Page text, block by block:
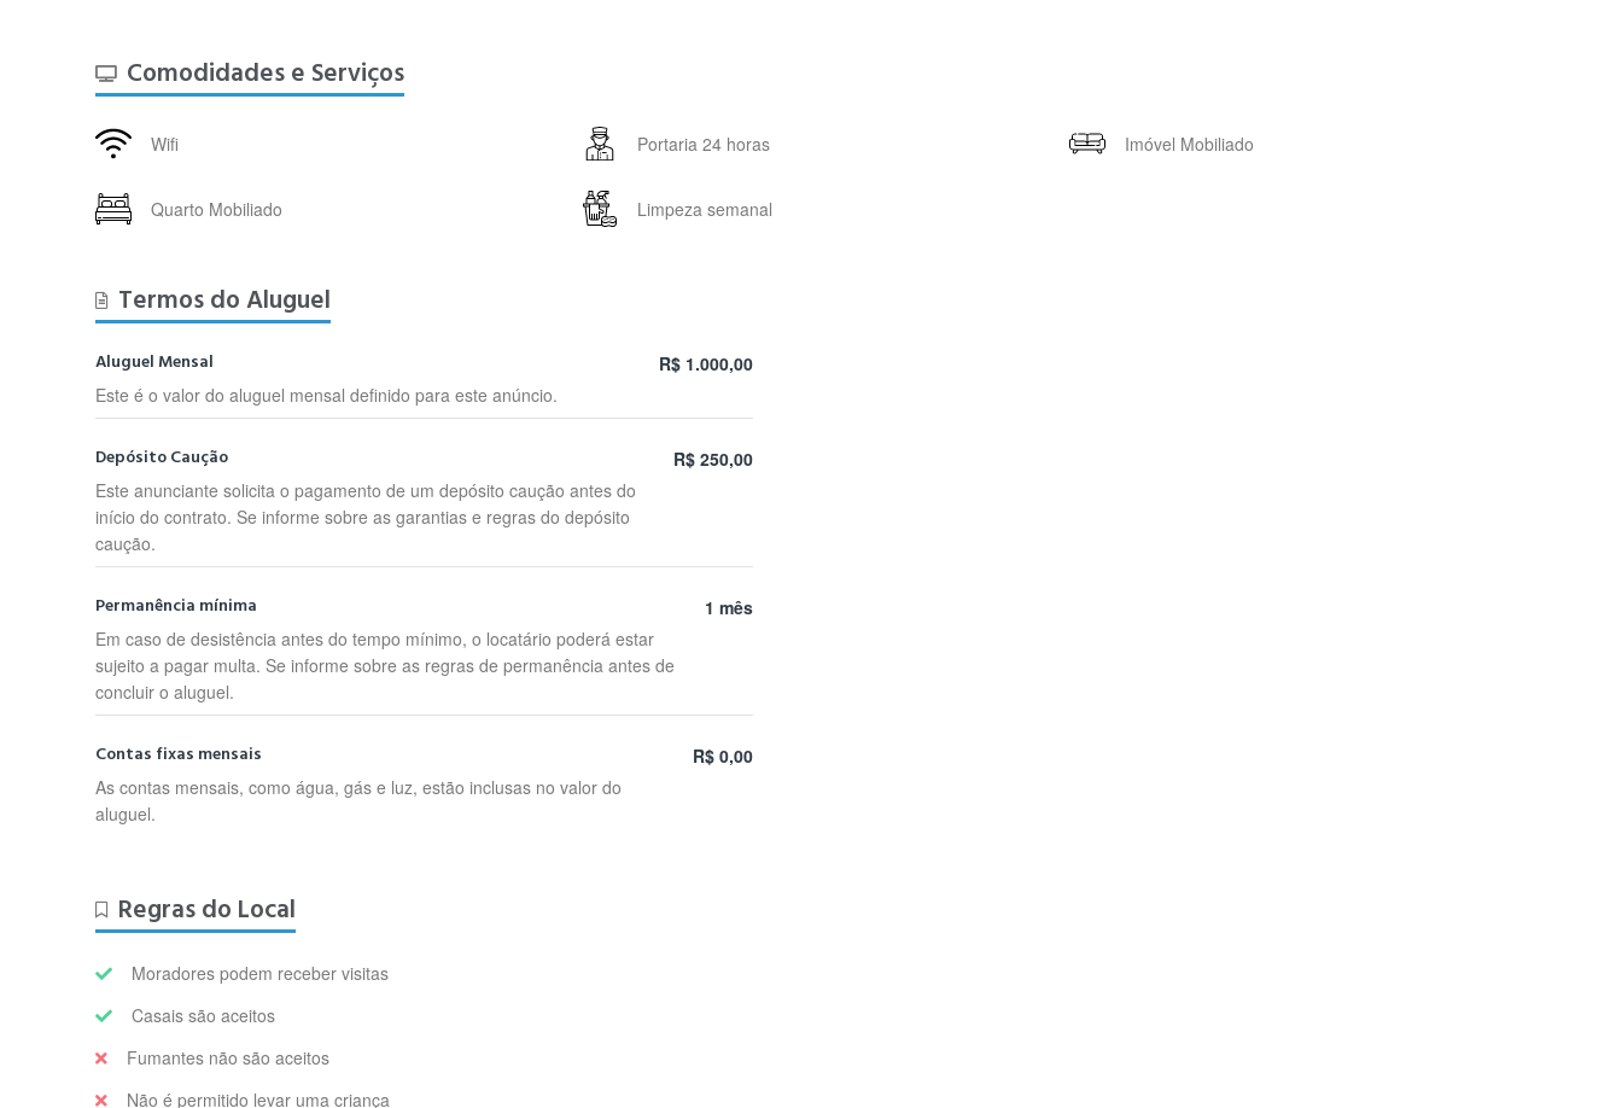
Comodidades e Serviços
Wifi Portaria 24 horas Imóvel Mobiliado
Quarto Mobiliado Limpeza semanal
Termos do Aluguel
Aluguel Mensal
Este é o valor do aluguel mensal definido para este anúncio.
R$ 1.000,00
Depósito Caução
Este anunciante solicita o pagamento de um depósito caução antes do
início do contrato. Se informe sobre as garantias e regras do depósito
caução.
R$ 250,00
Permanência mínima
Em caso de desistência antes do tempo mínimo, o locatário poderá estar
sujeito a pagar multa. Se informe sobre as regras de permanência antes de
concluir o aluguel.
1 mês
Contas fixas mensais
As contas mensais, como água, gás e luz, estão inclusas no valor do
aluguel.
R$ 0,00
Regras do Local
Moradores podem receber visitas
Casais são aceitos
Fumantes não são aceitos
Não é permitido levar uma criança